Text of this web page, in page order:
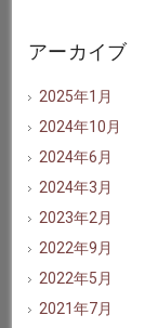
アーカイブ
2025年1月
2024年10月
2024年6月
2024年3月
2023年2月
2022年9月
2022年5月
2021年7月